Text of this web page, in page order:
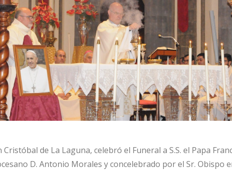
Cristóbal de La Laguna, celebró el Funeral a S.S. el Papa
D. Antonio Morales y concelebrado por el Sr. Obispo